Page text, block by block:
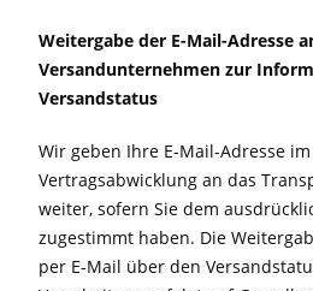
Weitergabe der E-Mail-Adresse
Versandunternehmen zur
Versandstatus
Wir geben Ihre E-Mail-Adresse
Vertragsabwicklung an das
weiter, sofern Sie dem
zugestimmt haben. Die
per E-Mail über den